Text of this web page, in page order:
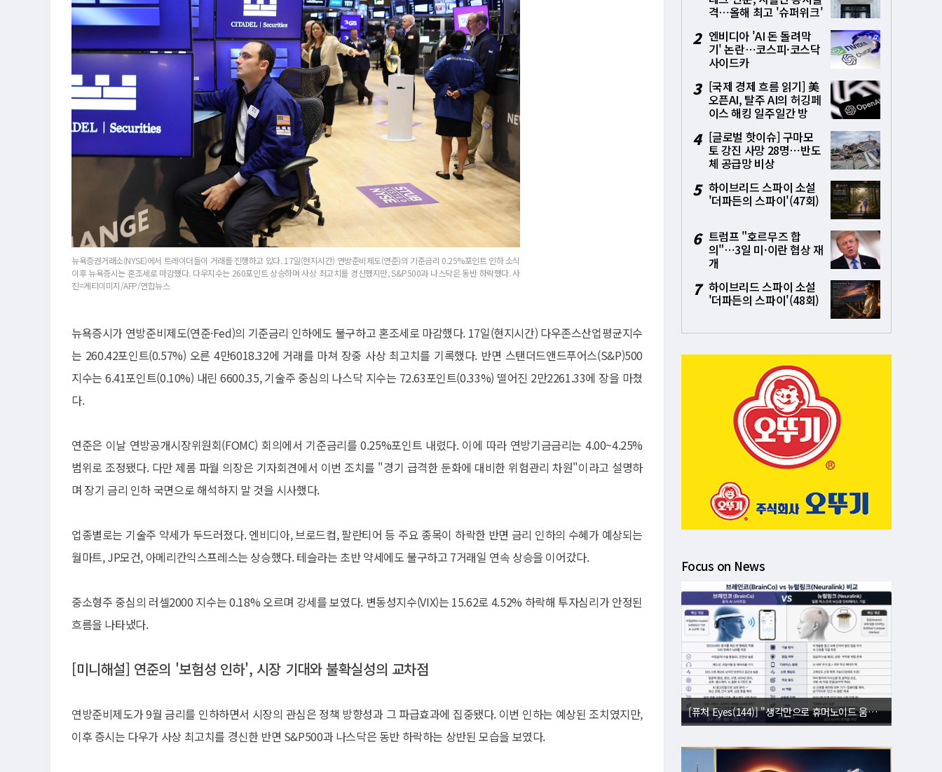
뉴욕증권거래소(NYSE)에서 트레이더들이 거래를 진행하고 있다. 17일(현지시간) 연방준비제도(연준)의 기준금리 0.25%포인트 인하 소식
이후 뉴욕증시는 혼조세로 마감했다. 다우지수는 260포인트 상승하며 사상 최고치를 경신했지만, S&P500과 나스닥은 동반 하락했다. 사
진=게티이미지/AFP/연합뉴스
뉴욕증시가 연방준비제도(연준·Fed)의 기준금리 인하에도 불구하고 혼조세로 마감했다. 17일(현지시간) 다우존스산업평균지수
는 260.42포인트(0.57%) 오른 4만6018.32에 거래를 마쳐 장중 사상 최고치를 기록했다. 반면 스탠더드앤드푸어스(S&P)500
지수는 6.41포인트(0.10%) 내린 6600.35, 기술주 중심의 나스닥 지수는 72.63포인트(0.33%) 떨어진 2만2261.33에 장을 마쳤
다.
연준은 이날 연방공개시장위원회(FOMC) 회의에서 기준금리를 0.25%포인트 내렸다. 이에 따라 연방기금금리는 4.00~4.25%
범위로 조정됐다. 다만 제롬 파월 의장은 기자회견에서 이번 조치를 "경기 급격한 둔화에 대비한 위험관리 차원"이라고 설명하
며 장기 금리 인하 국면으로 해석하지 말 것을 시사했다.
업종별로는 기술주 약세가 두드러졌다. 엔비디아, 브로드컴, 팔란티어 등 주요 종목이 하락한 반면 금리 인하의 수혜가 예상되는
월마트, JP모건, 아메리칸익스프레스는 상승했다. 테슬라는 초반 약세에도 불구하고 7거래일 연속 상승을 이어갔다.
중소형주 중심의 러셀2000 지수는 0.18% 오르며 강세를 보였다. 변동성지수(VIX)는 15.62로 4.52% 하락해 투자심리가 안정된
흐름을 나타냈다.
[미니해설] 연준의 '보험성 인하', 시장 기대와 불확실성의 교차점
연방준비제도가 9월 금리를 인하하면서 시장의 관심은 정책 방향성과 그 파급효과에 집중됐다. 이번 인하는 예상된 조치였지만,
이후 증시는 다우가 사상 최고치를 경신한 반면 S&P500과 나스닥은 동반 하락하는 상반된 모습을 보였다.
격⋯올해 최고 '슈퍼위크'
2 엔비디아 'AI 돈 돌려막
기' 논란⋯코스피·코스닥
사이드카
3 [국제 경제 흐름 읽기] 美
오픈AI, 탈주 AI의 허깅페
이스 해킹 일주일간 방
4 [글로벌 핫이슈] 구마모
토 강진 사망 28명⋯반도
체 공급망 비상
5 하이브리드 스파이 소설
'더파든의 스파이'(47회)
6 트럼프 "호르무즈 합
의"⋯3일 미·이란 협상 재
개
7 하이브리드 스파이 소설
'더파든의 스파이'(48회)
Focus on News
[퓨처 Eyes(143)] "별빛도 밤도 지운다"⋯美 '우주 거울' 승인에 과학계 비상